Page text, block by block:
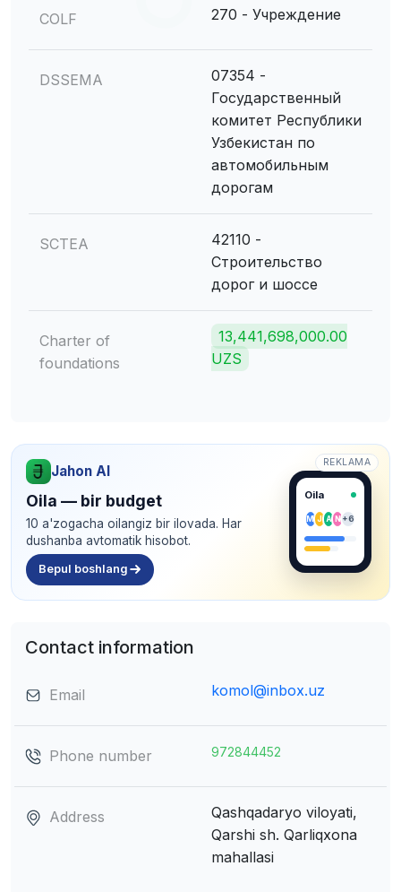
COLF 270 - Учреждение
DSSEMA
07354 -
Государственный
комитет Республики
Узбекистан по
автомобильным
дорогам
SCTEA
42110 -
Строительство
дорог и шоссе
Charter of
foundations
13,441,698,000.00
UZS
REKLAMA
Jahon AI
Oila — bir budget
10 a'zogacha oilangiz bir ilovada. Har
dushanba avtomatik hisobot.
Bepul boshlang
Oila
M J A N+6
Contact information
Email komol@inbox.uz
Phone number 972844452
Address
Qashqadaryo viloyati,
Qarshi sh. Qarliqxona
mahallasi